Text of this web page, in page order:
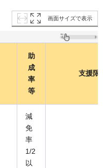
画面サイズで表示
助
成
率
等
支援限
減
免
率
1/2
以